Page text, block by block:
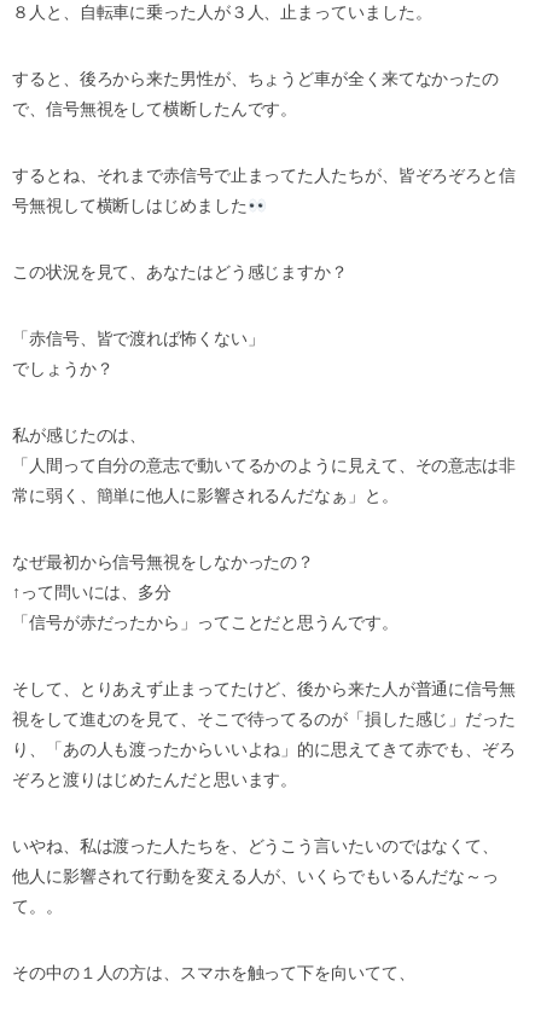
８人と、自転車に乗った人が３人、止まっていました。
すると、後ろから来た男性が、ちょうど車が全く来てなかったの
で、信号無視をして横断したんです。
するとね、それまで赤信号で止まってた人たちが、皆ぞろぞろと信
号無視して横断しはじめました
この状況を見て、あなたはどう感じますか？
「赤信号、皆で渡れば怖くない」
でしょうか？
私が感じたのは、
「人間って自分の意志で動いてるかのように見えて、その意志は非
常に弱く、簡単に他人に影響されるんだなぁ」と。
なぜ最初から信号無視をしなかったの？
↑って問いには、多分
「信号が赤だったから」ってことだと思うんです。
そして、とりあえず止まってたけど、後から来た人が普通に信号無
視をして進むのを見て、そこで待ってるのが「損した感じ」だった
り、「あの人も渡ったからいいよね」的に思えてきて赤でも、ぞろ
ぞろと渡りはじめたんだと思います。
いやね、私は渡った人たちを、どうこう言いたいのではなくて、
他人に影響されて行動を変える人が、いくらでもいるんだな～っ
て。。
その中の１人の方は、スマホを触って下を向いてて、